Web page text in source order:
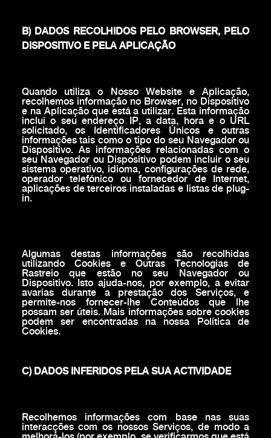
B) DADOS RECOLHIDOS PELO BROWSER, PELO
DISPOSITIVO E PELA APLICAÇÃO
Quando utiliza o Nosso Website e Aplicação,
recolhemos informação no Browser, no Dispositivo
e na Aplicação que está a utilizar. Esta informação
inclui o seu endereço IP, a data, hora e o URL
solicitado, os Identificadores Únicos e outras
informações tais como o tipo do seu Navegador ou
Dispositivo. As informações relacionadas com o
seu Navegador ou Dispositivo podem incluir o seu
sistema operativo, idioma, configurações de rede,
operador telefónico ou fornecedor de Internet,
aplicações de terceiros instaladas e listas de plug-
in.
Algumas destas informações são recolhidas
utilizando Cookies e Outras Tecnologias de
Rastreio que estão no seu Navegador ou
Dispositivo. Isto ajuda-nos, por exemplo, a evitar
avarias durante a prestação dos Serviços, e
permite-nos fornecer-lhe Conteúdos que lhe
possam ser úteis. Mais informações sobre cookies
podem ser encontradas na nossa Política de
Cookies.
C) DADOS INFERIDOS PELA SUA ACTIVIDADE
Recolhemos informações com base nas suas
interacções com os nossos Serviços, de modo a